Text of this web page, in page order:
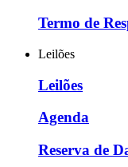
Termo de
Leilões
Leilões
Agenda
Reserva de